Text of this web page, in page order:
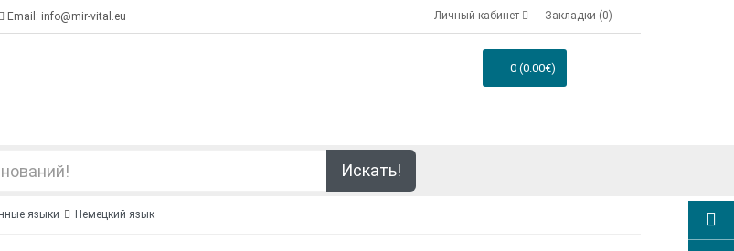
Email: info@mir-vital.eu Личный кабинет Закладки (0)
0 (0.00€)
Искать!
языки Немецкий язык